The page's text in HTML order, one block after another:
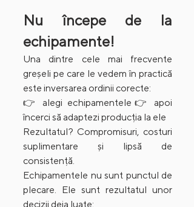
Nu începe de la
echipamente!
Una dintre cele mai frecvente
greșeli pe care le vedem în practică
este inversarea ordinii corecte:
👉 alegi echipamentele👉 apoi
încerci să adaptezi producția la ele
Rezultatul? Compromisuri, costuri
suplimentare și lipsă de
consistență.
Echipamentele nu sunt punctul de
plecare. Ele sunt rezultatul unor
decizii deja luate: